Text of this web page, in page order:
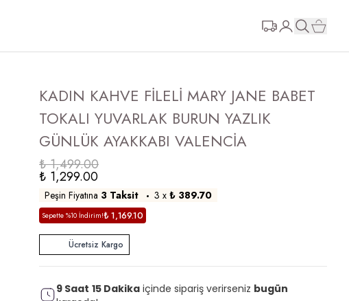
KADIN KAHVE FİLELİ MARY JANE BABET
TOKALI YUVARLAK BURUN YAZLIK
GÜNLÜK AYAKKABI VALENCİA
₺ 1,499.00
₺ 1,299.00
Peşin Fiyatına 3 Taksit 3 x ₺ 389.70
Sepette %10 İndirim!₺ 1,169.10
Ücretsiz Kargo
9 Saat 14 Dakika içinde sipariş verirseniz bugün